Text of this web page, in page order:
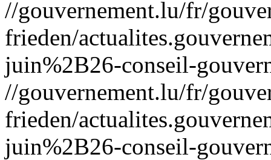
//gouvernement.lu/fr/
frieden/
juin%2B26-conseil-
//gouvernement.lu/fr/
frieden/
juin%2B26-conseil-